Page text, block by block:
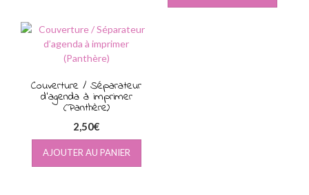
Couverture / Séparateur
d’agenda à imprimer
(Panthère)
2,50€
AJOUTER AU PANIER